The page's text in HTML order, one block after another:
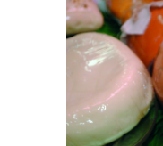
oriGIn Georgia